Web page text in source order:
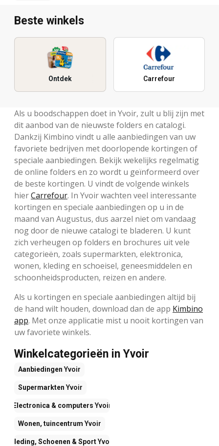
Beste winkels
Ontdek Carrefour
Als u boodschappen doet in Yvoir, zult u blij zijn met
dit aanbod van de nieuwste folders en catalogi.
Dankzij Kimbino vindt u alle aanbiedingen van uw
favoriete bedrijven met doorlopende kortingen of
speciale aanbiedingen. Bekijk wekelijks regelmatig
de online folders en zo wordt u geïnformeerd over
de beste kortingen. U vindt de volgende winkels
hierCarrefour. In Yvoir wachten veel interessante
kortingen en speciale aanbiedingen op u in de
maand van Augustus, dus aarzel niet om vandaag
nog door de nieuwe catalogi te bladeren. U kunt
zich verheugen op folders en brochures uit vele
categorieën, zoals supermarkten, elektronica,
wonen, kleding en schoeisel, geneesmiddelen en
schoonheidsproducten, reizen en andere.
Als u kortingen en speciale aanbiedingen altijd bij
de hand wilt houden, download dan de app Kimbino
app. Met onze applicatie mist u nooit kortingen van
uw favoriete winkels.
Winkelcategorieën in Yvoir
AanbiedingenYvoir
SupermarktenYvoir
Electronica & computersYvoir
Wonen, tuincentrumYvoir
Kleding, Schoenen & SportYvoir